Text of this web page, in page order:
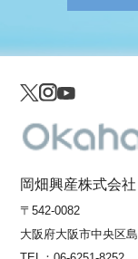
岡畑興産株式会社
〒542-0082
大阪府大阪市中央区